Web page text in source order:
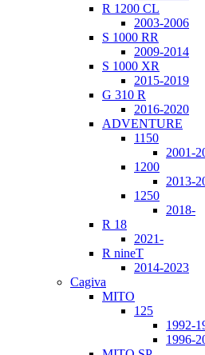
R 1200 CL
2003-2006
S 1000 RR
2009-2014
S 1000 XR
2015-2019
G 310 R
2016-2020
ADVENTURE
1150
2001-
1200
2013-
1250
2018-
R 18
2021-
R nineT
2014-2023
Cagiva
MITO
125
1992-
1996-